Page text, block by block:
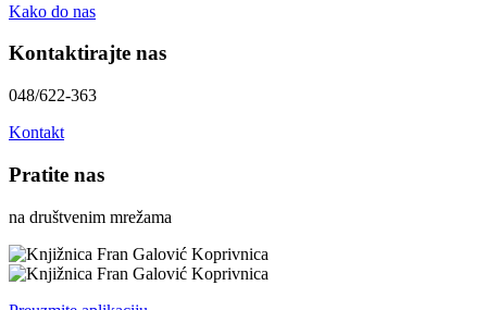
Kako do nas
Kontaktirajte nas
048/622-363
Kontakt
Pratite nas
na društvenim mrežama